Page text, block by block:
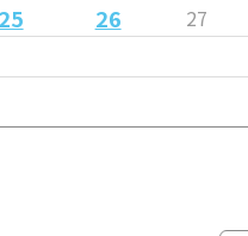
25 26 27